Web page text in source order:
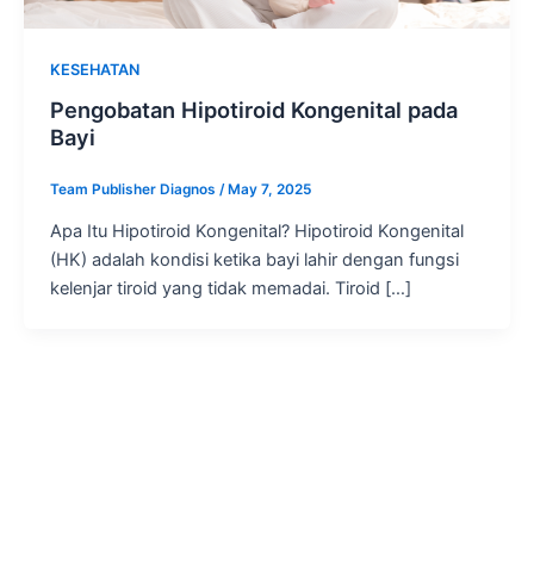
KESEHATAN
Pengobatan Hipotiroid Kongenital pada
Bayi
Team Publisher Diagnos / May 7, 2025
Apa Itu Hipotiroid Kongenital? Hipotiroid Kongenital
(HK) adalah kondisi ketika bayi lahir dengan fungsi
kelenjar tiroid yang tidak memadai. Tiroid […]